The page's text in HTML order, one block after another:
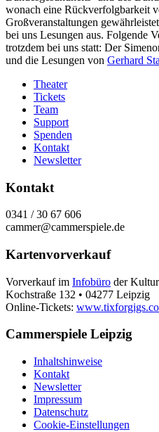
wonach eine Rückverfolgbarkeit
Großveranstaltungen
bei uns Lesungen aus. Folgende
trotzdem bei uns statt: Der
und die Lesungen von Gerhard
Theater
Tickets
Team
Support
Spenden
Kontakt
Newsletter
Kontakt
0341 / 30 67 606
cammer@cammerspiele.de
Kartenvorverkauf
Vorverkauf im Infobüro der
Kochstraße 132 • 04277 Leipzig
Online-Tickets:
Cammerspiele Leipzig
Inhaltshinweise
Kontakt
Newsletter
Impressum
Datenschutz
Cookie-Einstellungen